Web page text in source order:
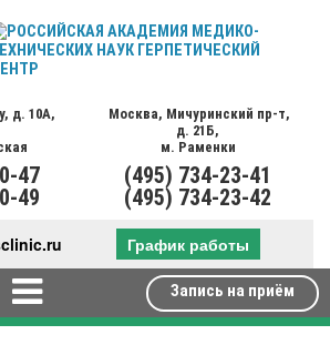
д. 10А,
47
49
Москва, Мичуринский пр-т,
д. 21Б,
м. Раменки
(495) 734-23-41
(495) 734-23-42
График работы
Запись на приём